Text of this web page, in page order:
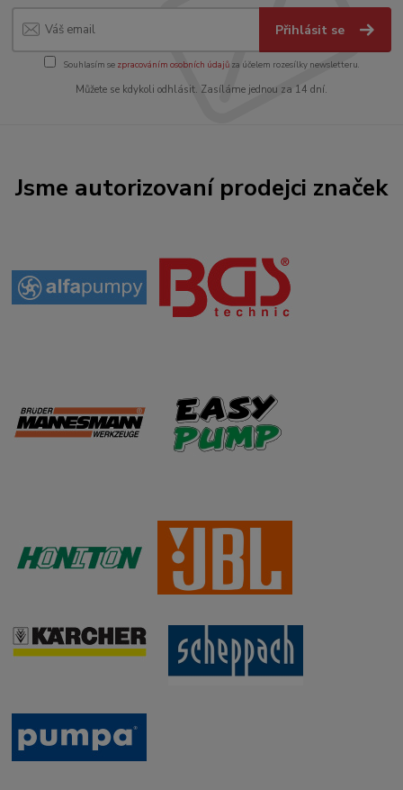
Přihlásit se
Souhlasím se zpracováním osobních údajůza účelem rozesílky newsletteru.
Můžete se kdykoli odhlásit. Zasíláme jednou za 14 dní.
Jsme autorizovaní prodejci značek